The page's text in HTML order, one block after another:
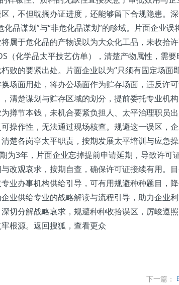
不但耽搁办证进度，还能够留下合规隐患。
品谋划”与“非危化品谋划”的畛域。片面企业
属于危化品的产物误以为大众化工品，未收拾
化学品太平技艺仿单），清楚产物属性，需
败的要紧出处。片面企业以为“只须有固定场
场面用处，将办公场面作为贮存场面，违反许
清楚谋划与贮存区域的划分，提前委托专业机
撙节本钱，未机合要紧负担人、太平治理职员
可操作性，无法通过现场核查。规避这一误区，
楚各岗亭太平职责，按期发展太平培训与应急
为3年，片面企业忘掉提前申请延期，导致许可
改观哀求，按期自查，确保许可证接续有用。
业办事机构供给引导，可有用规避种种题目，
业供给专业的战略解读与流程引导，助力企业
切分解战略哀求，规避种种收拾误区，厉峻遵
根源。返回搜狐，查看更众
下一篇：